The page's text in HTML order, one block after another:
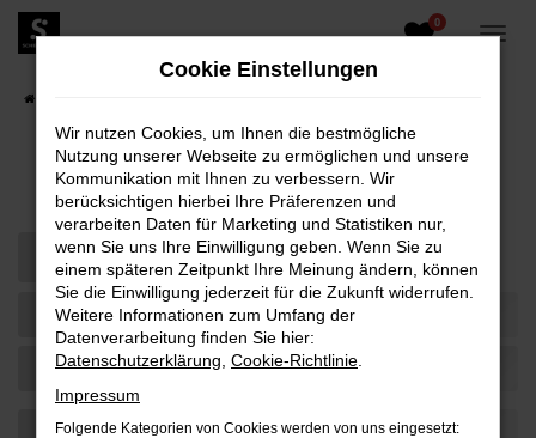
Zum
Hauptinhalt
0
Fahrzeug-Showroom
Cookie Einstellungen
Wir nutzen Cookies, um Ihnen die bestmögliche
Nutzung unserer Webseite zu ermöglichen und unsere
Kommunikation mit Ihnen zu verbessern. Wir
berücksichtigen hierbei Ihre Präferenzen und
verarbeiten Daten für Marketing und Statistiken nur,
wenn Sie uns Ihre Einwilligung geben. Wenn Sie zu
einem späteren Zeitpunkt Ihre Meinung ändern, können
Sie die Einwilligung jederzeit für die Zukunft widerrufen.
Weitere Informationen zum Umfang der
Datenverarbeitung finden Sie hier:
Datenschutzerklärung Cookie-Richtlinie
Impressum
Folgende Kategorien von Cookies werden von uns eingesetzt: